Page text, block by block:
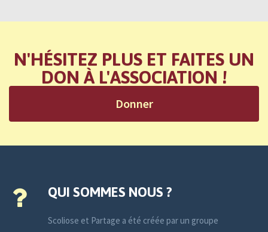
N'HÉSITEZ PLUS ET FAITES UN
DON À L'ASSOCIATION !
Donner
QUI SOMMES NOUS ?
Scoliose et Partage a été créée par un groupe